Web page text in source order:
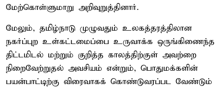
மேற்கொள்ளுமாறு அறிவுறுத்தினார்.
மேலும், தமிழ்நாடு முழுவதும் உலகத்தரத்திலான
நகர்ப்புற உள்கட்டமைப்பை உருவாக்க ஒருங்கிணைந்த
திட்டமிடல் மற்றும் குறித்த காலத்திற்குள் அவற்றை
நிறைவேற்றுதல் அவசியம் என்றும், பொதுமக்களின்
பயன்பாட்டிற்கு விரைவாகக் கொண்டுவரப்பட வேண்டும்